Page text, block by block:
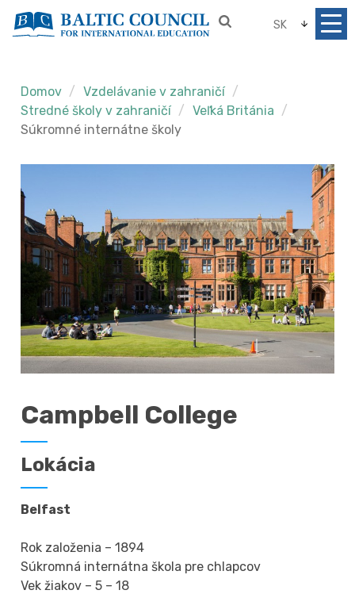
SK
Domov
Vzdelávanie v zahraničí
Stredné školy v zahraničí
Veľká Británia
Súkromné internátne školy
Campbell College
Lokácia
Belfast
Rok založenia – 1894
Súkromná internátna škola pre chlapcov
Vek žiakov – 5 – 18